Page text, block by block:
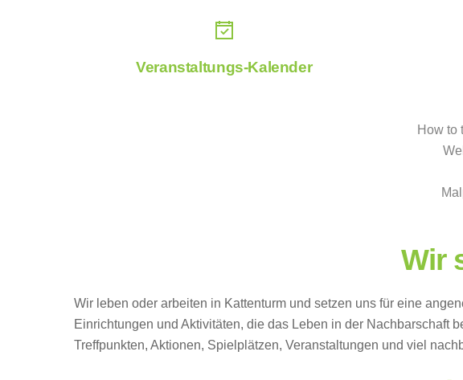
Veranstaltungs-Kalender
How to
Wir
Wir leben oder arbeiten in Kattenturm und setzen uns für eine
Einrichtungen und Aktivitäten, die das Leben in der Nachbarschaft
Treffpunkten, Aktionen, Spielplätzen, Veranstaltungen und viel